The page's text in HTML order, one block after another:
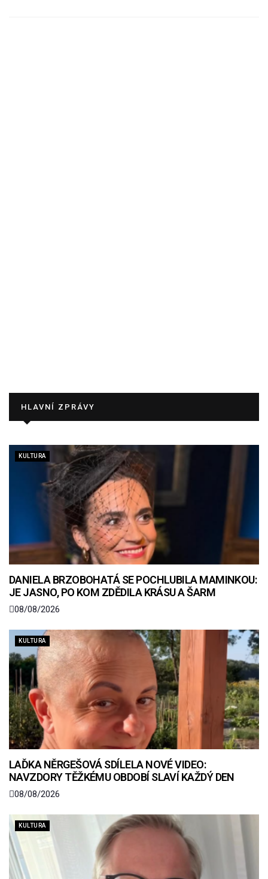
HLAVNÍ ZPRÁVY
KULTURA
DANIELA BRZOBOHATÁ SE POCHLUBILA MAMINKOU:
JE JASNO, PO KOM ZDĚDILA KRÁSU A ŠARM
08/08/2026
KULTURA
LAĎKA NĚRGEŠOVÁ SDÍLELA NOVÉ VIDEO:
NAVZDORY TĚŽKÉMU OBDOBÍ SLAVÍ KAŽDÝ DEN
08/08/2026
KULTURA